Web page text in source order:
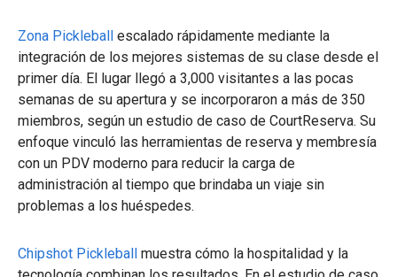
Zona Pickleball escalado rápidamente mediante la
integración de los mejores sistemas de su clase desde el
primer día. El lugar llegó a 3,000 visitantes a las pocas
semanas de su apertura y se incorporaron a más de 350
miembros, según un estudio de caso de CourtReserva. Su
enfoque vinculó las herramientas de reserva y membresía
con un PDV moderno para reducir la carga de
administración al tiempo que brindaba un viaje sin
problemas a los huéspedes.
Chipshot Pickleball muestra cómo la hospitalidad y la